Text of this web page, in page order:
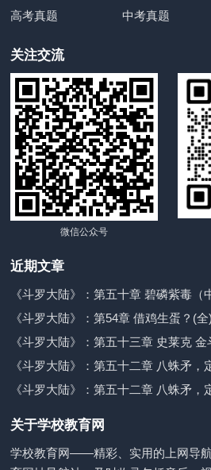
高考真题
中考真题
关注交流
微信公众号
近期文章
《斗罗大陆》：第五十章 碧磷紫毒（
《斗罗大陆》：第54章 借鸡生蛋？(全)
《斗罗大陆》：第五十三章 史莱克
《斗罗大陆》：第五十二章 八蛛矛，
《斗罗大陆》：第五十二章 八蛛矛，
关于学校教育网
学校教育网——精彩、实用的上网导